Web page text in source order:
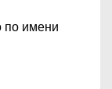
по имени